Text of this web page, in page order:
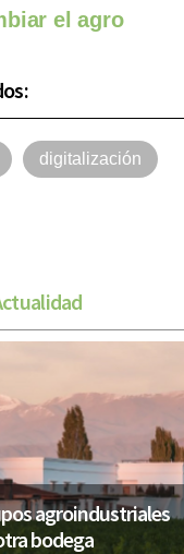
el agro
digitalización
agroindustriales
bodega